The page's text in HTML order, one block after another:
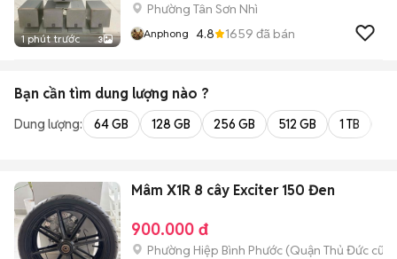
1 phút trước 3
Phường Tân Sơn Nhì
Anphong 4.8 1659 đã bán
Bạn cần tìm dung lượng nào ?
Dung lượng: 64 GB 128 GB 256 GB 512 GB 1 TB
Mâm X1R 8 cây Exciter 150 Đen
900.000 đ
Phường Hiệp Bình Phước (Quận Thủ Đức cũ)